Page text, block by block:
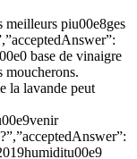
meilleurs piu00e8ges
base de vinaigre
moucherons.
la lavande peut